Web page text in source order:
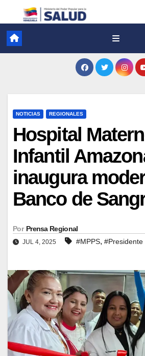
NOTICIAS REGIONALES
Hospital
Infantil
inaugura
Banco de
Por Prensa Regional
JUL 4, 2025 #MPPS,